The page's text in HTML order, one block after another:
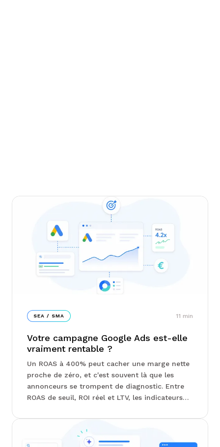
SEA / SMA 11 min
Votre campagne Google Ads est-elle
vraiment rentable ?
Un ROAS à 400% peut cacher une marge nette
proche de zéro, et c'est souvent là que les
annonceurs se trompent de diagnostic. Entre
ROAS de seuil, ROI réel et LTV, les indicateurs
regarde en premier. Chez Junto, on vous
explique comment structurer vos campagnes
Search, Shopping ou Performance Max en